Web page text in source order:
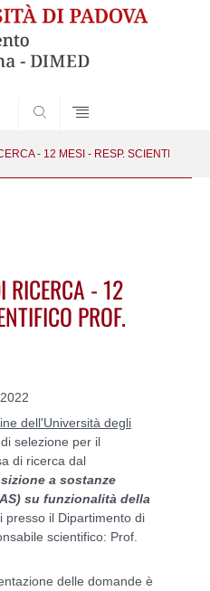
- 12 MESI - RESP. SCIENTIFICO
RICERCA - 12
PROF.
dell'Università degli
selezione per il
di ricerca dal
a sostanze
su funzionalità della
presso il Dipartimento di
scientifico: Prof.
delle domande è